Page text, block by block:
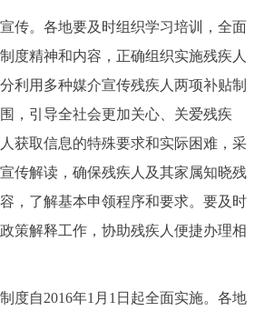
。各地要及时组织学习培训，全面
度精神和内容，正确组织实施残疾人
利用多种媒介宣传残疾人两项补贴制
，引导全社会更加关心、关爱残疾
获取信息的特殊要求和实际困难，采
传解读，确保残疾人及其家属知晓残
，了解基本申领程序和要求。要及时
策解释工作，协助残疾人便捷办理相
自2016年1月1日起全面实施。各地